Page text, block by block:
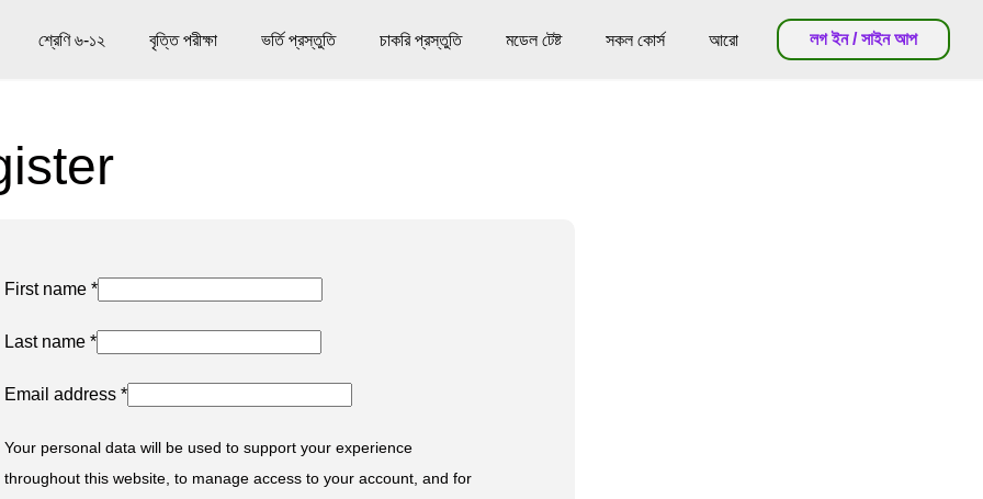
শ্রেণি ৬-১২ বৃত্তি পরীক্ষা ভর্তি প্রস্তুতি চাকরি প্রস্তুতি মডেল টেষ্ট সকল কোর্স আরো লগ ইন / সাইন আপ
First name *
Last name *
Email address *
Your personal data will be used to support your experience
throughout this website, to manage access to your account, and for